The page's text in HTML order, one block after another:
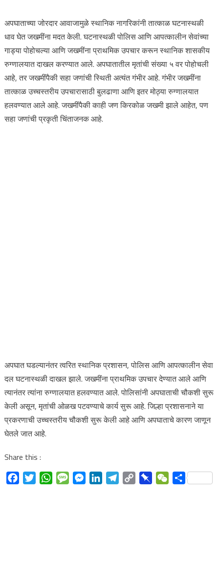
अपघाताच्या जोरदार आवाजामुळे स्थानिक नागरिकांनीतात्काळघटनास्थळी
धाव घेत जखमींना मदत केली. घटनास्थळी पोलिस आणि आपत्कालीन सेवांच्या
गाड्या पोहोचल्या आणि जखमींना प्राथमिक उपचार करून स्थानिक शासकीय
रुग्णालयात दाखल करण्यात आले. अपघातातील मृतांची संख्या ५ वर पोहोचली
आहे, तर जखमींपैकी सहा जणांची स्थिती अत्यंत गंभीर आहे. गंभीर जखमींना
तात्काळउच्चस्तरीय उपचारासाठी बुलढाणा आणि इतर मोठ्या रुग्णालयात
हलवण्यात आले आहे. जखमींपैकी काही जण किरकोळ जखमी झाले आहेत, पण
सहा जणांची प्रकृती चिंताजनक आहे.
अपघात घडल्यानंतर त्वरित स्थानिक प्रशासन, पोलिस आणि आपत्कालीन सेवा
दल घटनास्थळी दाखल झाले. जखमींना प्राथमिक उपचार देण्यात आले आणि
त्यानंतर त्यांना रुग्णालयात हलवण्यात आले. पोलिसांनी अपघाताची चौकशी सुरू
केली असून, मृतांची ओळख पटवण्याचे कार्य सुरू आहे. जिल्हा प्रशासनाने या
प्रकरणाची उच्चस्तरीय चौकशी सुरू केली आहे आणि अपघाताचे कारण जाणून
घेतले जात आहे.
Share this :
FacebookTwitterWhatsAppMessageMessengerLinkedInTelegram
Copy
PinboardWeChatShare